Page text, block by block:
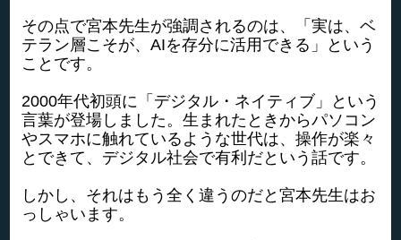
その点で宮本先生が強調されるのは、「実は、ベ
テラン層こそが、AIを存分に活用できる」という
ことです。
2000年代初頭に「デジタル・ネイティブ」という
言葉が登場しました。生まれたときからパソコン
やスマホに触れているような世代は、操作が楽々
とできて、デジタル社会で有利だという話です。
しかし、それはもう全く違うのだと宮本先生はお
っしゃいます。